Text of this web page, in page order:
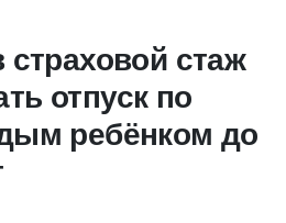
страховой стаж
отпуск по
ребёнком до